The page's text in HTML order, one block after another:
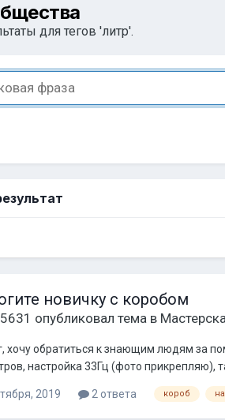
для тегов 'литр'.
новичку с коробом
опубликовал тема в
хочу обратиться к знающим людям за
настройка 33Гц (фото прикрепляю),
2019 2 ответа короб